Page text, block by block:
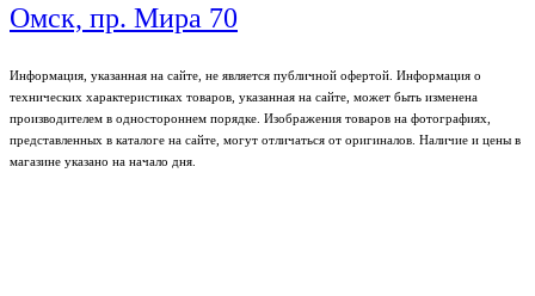
Омск, пр. Мира 70
Информация, указанная на сайте, не является публичной офертой. Информация о
технических характеристиках товаров, указанная на сайте, может быть изменена
производителем в одностороннем порядке. Изображения товаров на фотографиях,
представленных в каталоге на сайте, могут отличаться от оригиналов. Наличие и цены в
магазине указано на начало дня.